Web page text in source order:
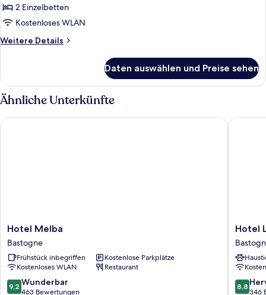
2 Einzelbetten
Kostenloses WLAN
Weitere Details
Weitere
Daten auswählen und Preise sehen
Ähnliche Unterkünfte
Hotel
Melba
Bastogne
Hotel Melba
Bastogne
Frühstück inbegriffen
Kostenlose Parkplätze
Kostenloses WLAN
Restaurant
9.2
von
9,2 Wunderbar
463 Bewertungen
Hotel Melba
Hotel
Leo
Station
et
Annexes
Hotel
8.8
von
8,8
346
Hotel